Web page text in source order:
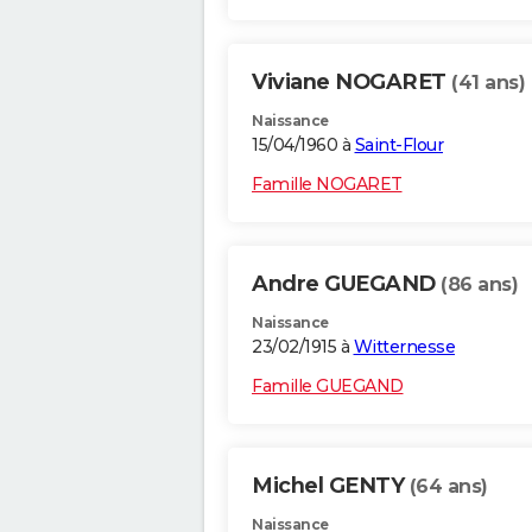
Viviane NOGARET (41 ans)
Naissance
15/04/1960 à Saint-Flour
Famille NOGARET
Andre GUEGAND (86 ans)
Naissance
23/02/1915 à Witternesse
Famille GUEGAND
Michel GENTY (64 ans)
Naissance